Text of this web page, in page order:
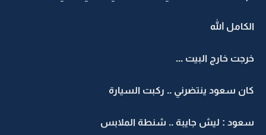
الكامل الله
خرجت خارج البيت ...
كان سعود ينتضرني .. ركبت السيارة
سعود : ليش جايبة .. شنطة الملابس